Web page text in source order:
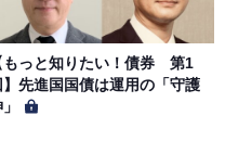
ついて複製、転用、公衆
の著作権、商標権などを
ものとします。
更）
もっと知りたい！債券 第1
】先進国国債は運用の「守護